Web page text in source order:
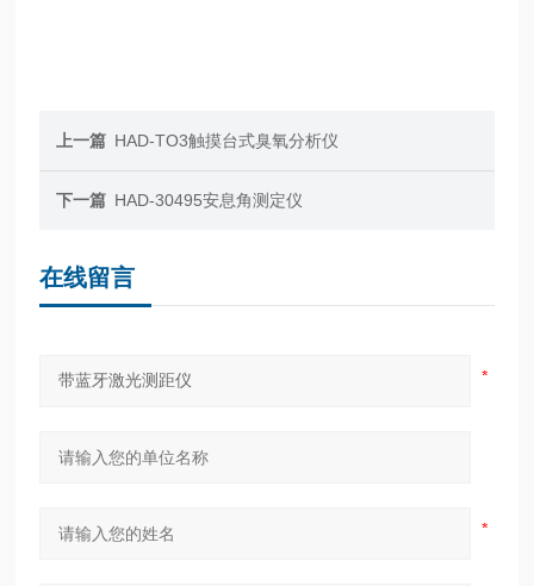
上一篇 HAD-TO3触摸台式臭氧分析仪
下一篇 HAD-30495安息角测定仪
在线留言